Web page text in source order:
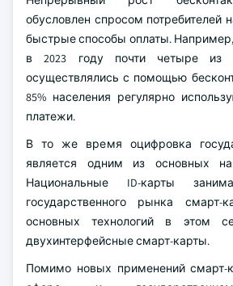
обусловлен спросом потребителей
быстрые способы оплаты.
в 2023 году почти четыре из
осуществлялись с помощью
85% населения регулярно
платежи.
В то же время оцифровка
является одним из основных
Национальные ID-карты
государственного рынка
основных технологий в этом
двухинтерфейсные смарт-карты.
Помимо новых применений смарт-